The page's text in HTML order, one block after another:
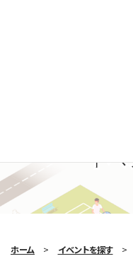
イ
ホーム イベントを探す